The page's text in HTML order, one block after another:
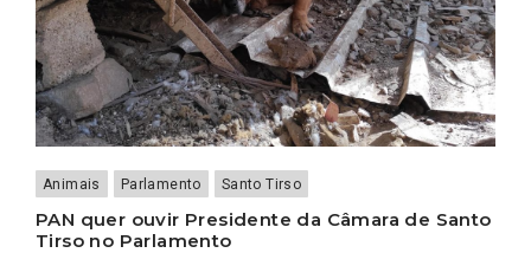
Animais Parlamento Santo Tirso
PAN quer ouvir Presidente da Câmara de Santo
Tirso no Parlamento